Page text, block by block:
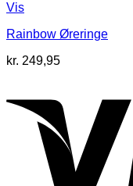
Vis
Rainbow Øreringe
kr. 249,95